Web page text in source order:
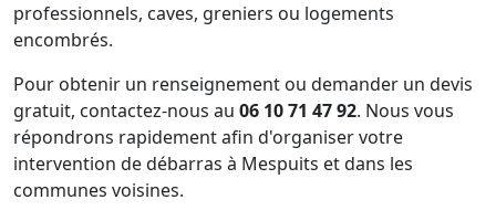
professionnels, caves, greniers ou logements
encombrés.
Pour obtenir un renseignement ou demander un devis
gratuit, contactez-nous au 06 10 71 47 92. Nous vous
répondrons rapidement afin d'organiser votre
intervention de débarras à Mespuits et dans les
communes voisines.